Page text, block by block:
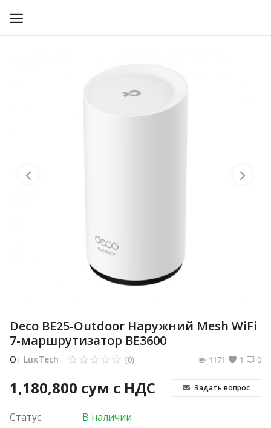
Deco BE25-Outdoor Наружний Mesh WiFi
7-маршрутизатор BE3600
От LuxTech 0
(0) 1
1171
1,180,800 сум с НДС Задать вопрос
Статус В наличии